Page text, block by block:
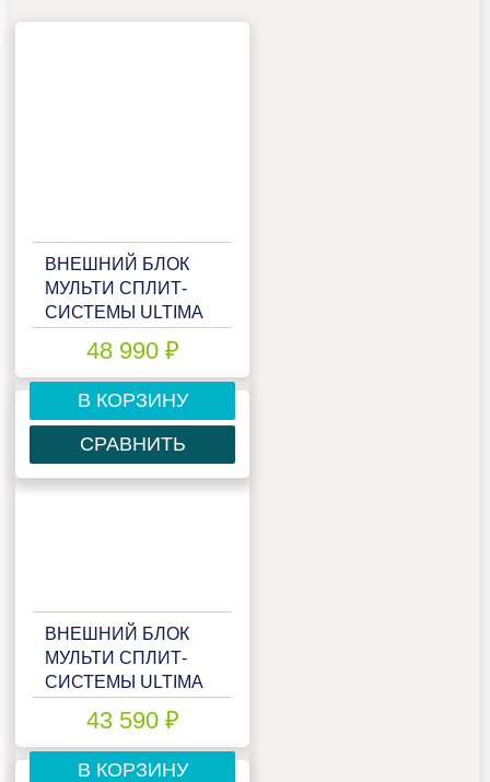
ВНЕШНИЙ БЛОК
МУЛЬТИ СПЛИТ-
СИСТЕМЫ ULTIMA
UC-2FMA18-OUT
48 990 ₽
В КОРЗИНУ
СРАВНИТЬ
ВНЕШНИЙ БЛОК
МУЛЬТИ СПЛИТ-
СИСТЕМЫ ULTIMA
UC-2FME14-OUT
43 590 ₽
В КОРЗИНУ